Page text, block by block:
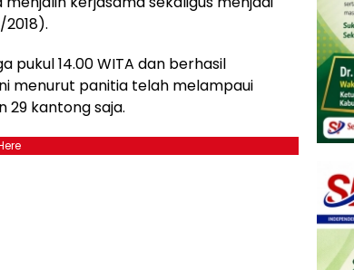
pukul 14.00 WITA dan berhasil
menurut panitia telah melampaui
29 kantong saja.